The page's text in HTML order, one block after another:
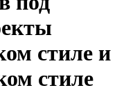
стиле и
стиле